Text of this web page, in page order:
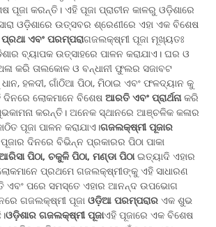
କରନ୍ତି। ଏହି ପୂଜା ପ୍ରାଚୀନ କାଳରୁ ଓଡ଼ିଶାରେ
ଓଡ଼ିଶାରେ ଉତ୍ସବର ଶ୍ରେଣୀରେ ଏହା ଏକ ବିଶେଷ
ଏବଂ ପରମ୍ପରାଗଜଲକ୍ଷ୍ମୀ ପୂଜା ମୂଖ୍ୟତଃ
ବ୍ୟାପକ ଉତ୍ସାହରେ ପାଳନ କରାଯାଏ। ଘର ଓ
କରି ତାଲକୋଳ ଓ ବନ୍ଧାନୀ ଫୁଲର ସଜାବଟ
ହଳଦୀ, ଗାଁଠିଆ ପିଠା, ମିଠାଇ ଏବଂ ଫଳଦ୍ୟାନ କୁ
ଦିନରେ ଲୋକମାନେ ବିଶେଷଆରତି ଏବଂ ପ୍ରାର୍ଥନାକରି
କରନ୍ତି। ଅନେକ ସ୍ଥାନରେ ଆଞ୍ଚଳିକ କଳାର
ପୂଜା ପାଳନ କରାଯାଏ।ଗଜଲକ୍ଷ୍ମୀ ପୂଜାର
ଦିନରେ ବିଭିନ୍ନ ପ୍ରକାରର ପିଠା ପାକା
ପିଠା, ଚକୁଳି ପିଠା, ମଣ୍ଡା ପିଠାଇତ୍ୟାଦି ଏହାର
ପ୍ରଥମେ ଗଜଲକ୍ଷ୍ମୀଙ୍କୁ ଏହି ସାଧାରଣ
ଏବଂ ପରେ ସମସ୍ତେ ଏହାର ଆନନ୍ଦ ଉପଭୋଗ
ଗଜଲକ୍ଷ୍ମୀ ପୂଜାଓଡ଼ିଆ ପରମ୍ପରାର ଏକ ଶୁଭ
ଓଡ଼ିଶାର ଗଜଲକ୍ଷ୍ମୀ ପୂଜାଏହି ପୂଜାରେ ଏକ ବିଶେଷ